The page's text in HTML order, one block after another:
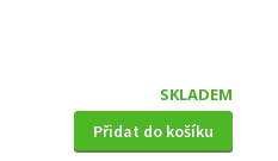
SKLADEM
Přidat do košíku